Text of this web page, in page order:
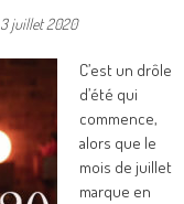
3 juillet 2020
C’est un drôle
d’été qui
commence,
alors que le
mois de juillet
marque en